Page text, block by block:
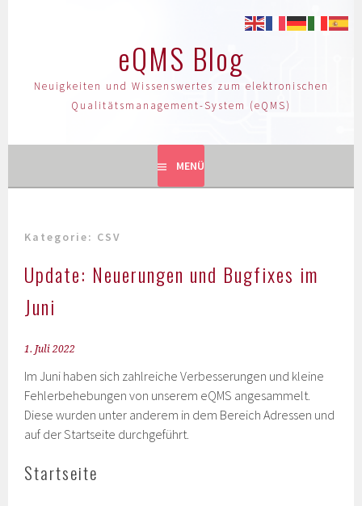
eQMS Blog
Neuigkeiten und Wissenswertes zum elektronischen
Qualitätsmanagement-System (eQMS)
MENÜ
Kategorie: CSV
Update: Neuerungen und Bugfixes im
Juni
1. Juli 2022
Im Juni haben sich zahlreiche Verbesserungen und kleine
Fehlerbehebungen von unserem eQMS angesammelt.
Diese wurden unter anderem in dem Bereich Adressen und
auf der Startseite durchgeführt.
Startseite